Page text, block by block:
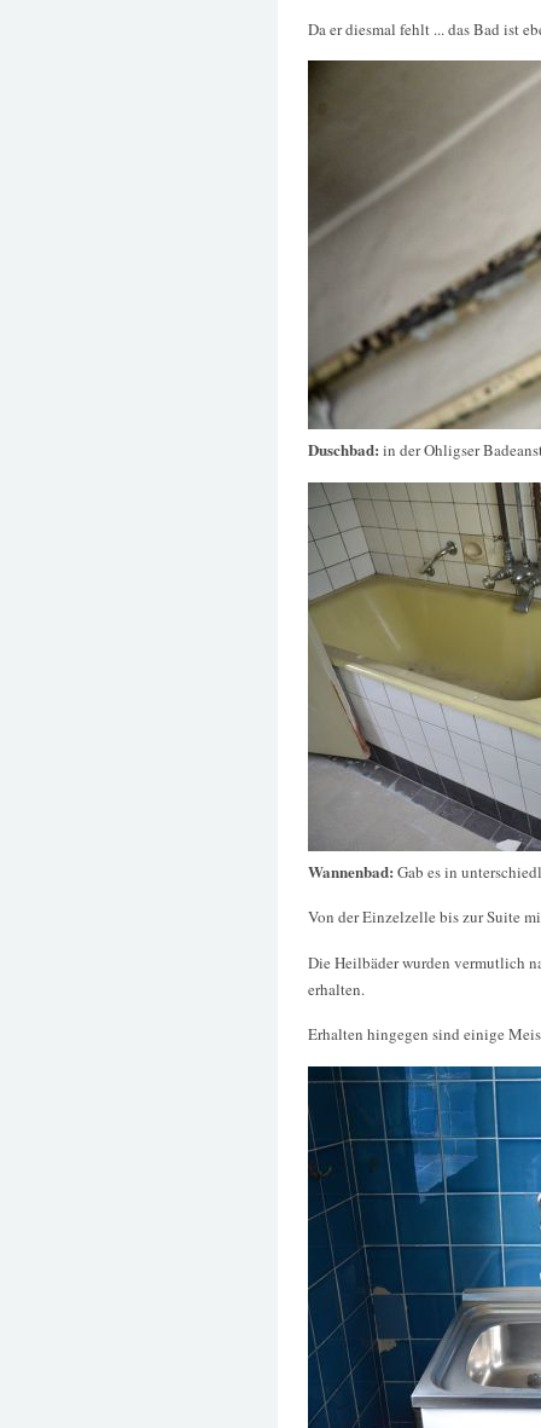
Da er diesmal fehlt ... das Bad ist
Duschbad: in der Ohligser
Wannenbad: Gab es in
Von der Einzelzelle bis zur Suite
Die Heilbäder wurden vermutlich
erhalten.
Erhalten hingegen sind einige